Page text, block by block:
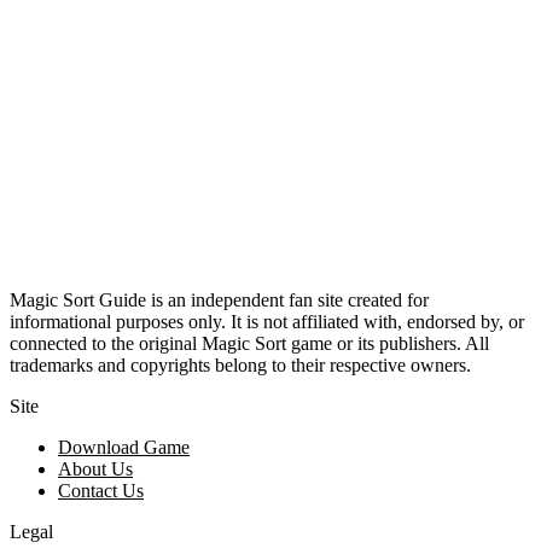
Magic Sort Guide is an independent fan site created for
informational purposes only. It is not affiliated with, endorsed by, or
connected to the original Magic Sort game or its publishers. All
trademarks and copyrights belong to their respective owners.
Site
Download Game
About Us
Contact Us
Legal